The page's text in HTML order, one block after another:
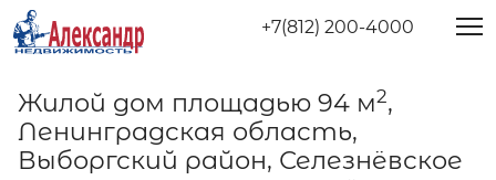
+7(812) 200-4000
Жилой дом площадью 94 м2,
Ленинградская область,
Выборгский район, Селезнёвское